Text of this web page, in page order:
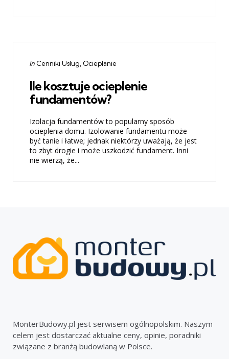
Categories
Posted
in Cenniki Usług Ocieplanie
Ile kosztuje ocieplenie
fundamentów?
Izolacja fundamentów to popularny sposób
ocieplenia domu. Izolowanie fundamentu może
być tanie i łatwe; jednak niektórzy uważają, że jest
to zbyt drogie i może uszkodzić fundament. Inni
nie wierzą, że...
MonterBudowy.pl jest serwisem ogólnopolskim. Naszym
celem jest dostarczać aktualne ceny, opinie, poradniki
związane z branżą budowlaną w Polsce.